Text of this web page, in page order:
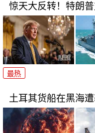
惊天大反转！特朗
最热
土耳其货船在黑海